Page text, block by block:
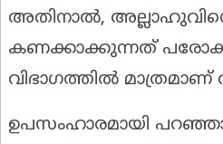
അതിനാൽ,
കണക്കാക്കുന്നത്
വിഭാഗത്തിൽ
ഉപസംഹാരമായി